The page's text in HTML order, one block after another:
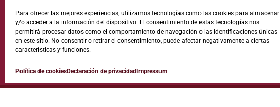
Para ofrecer las mejores experiencias, utilizamos tecnologías como las cookies para almacenar
y/o acceder a la información del dispositivo. El consentimiento de estas tecnologías nos
permitirá procesar datos como el comportamiento de navegación o las identificaciones únicas
en este sitio. No consentir o retirar el consentimiento, puede afectar negativamente a ciertas
características y funciones.
Política de cookiesDeclaración de privacidad Impressum